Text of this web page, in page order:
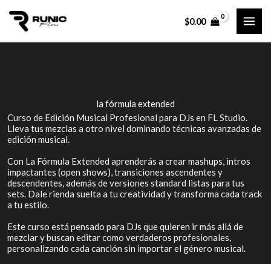
contenido
$0.00
la fórmula extended
Curso de Edición Musical Profesional para DJs en FL Studio.
Lleva tus mezclas a otro nivel dominando técnicas avanzadas de
edición musical.
Con La Fórmula Extended aprenderás a crear mashups, intros
impactantes (open shows), transiciones ascendentes y
descendentes, además de versiones standard listas para tus
sets. Dale rienda suelta a tu creatividad y transforma cada track
a tu estilo.
Este curso está pensado para DJs que quieren ir más allá de
mezclar y buscan editar como verdaderos profesionales,
personalizando cada canción sin importar el género musical.